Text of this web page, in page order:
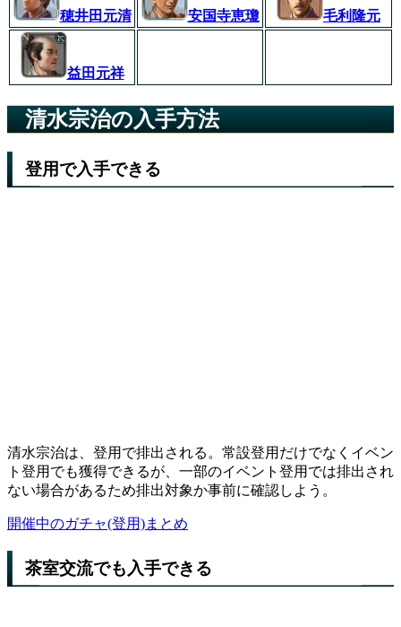
穂井田元清 安国寺恵瓊 毛利隆元
益田元祥
清水宗治の入手方法
登用で入手できる
清水宗治は、登用で排出される。常設登用だけでなくイベン
ト登用でも獲得できるが、一部のイベント登用では排出され
ない場合があるため排出対象か事前に確認しよう。
開催中のガチャ(登用)まとめ
茶室交流でも入手できる